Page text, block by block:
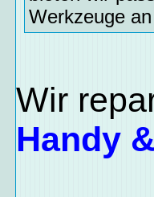
Werkzeuge an
Wir
Handy